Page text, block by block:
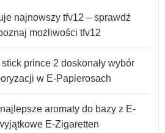
najnowszy tfv12 – sprawdź
możliwości tfv12
prince 2 doskonały wybór
w E-Papierosach
aromaty do bazy z E-
E-Zigaretten